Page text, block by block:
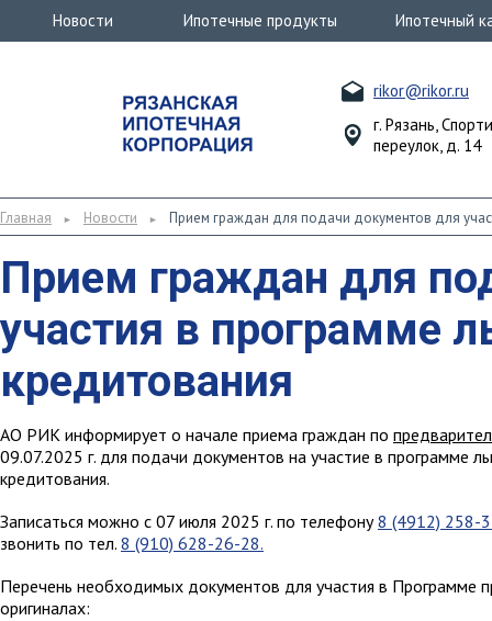
Новости Ипотечные продукты Ипотечный
rikor@rikor.ru
г. Рязань,
переулок, д. 14
Главная ► Новости ► Прием граждан для подачи документов для
Прием граждан для
участия в программе
кредитования
АО РИК информирует о начале приема граждан по
09.07.2025 г. для подачи документов на участие в программе
кредитования.
Записаться можно с 07 июля 2025 г. по телефону8 (4912) 258-
звонить по тел. 8 (910) 628-26-28.
Перечень необходимых документов для участия в Программе
оригиналах: